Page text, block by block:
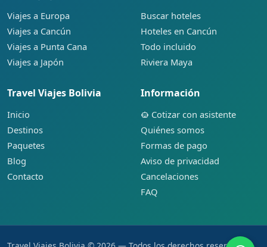
Viajes a Europa
Viajes a Cancún
Viajes a Punta Cana
Viajes a Japón
Buscar hoteles
Hoteles en Cancún
Todo incluido
Riviera Maya
Travel Viajes Bolivia
Inicio
Destinos
Paquetes
Blog
Contacto
Información
Cotizar con asistente
Quiénes somos
Formas de pago
Aviso de privacidad
Cancelaciones
FAQ